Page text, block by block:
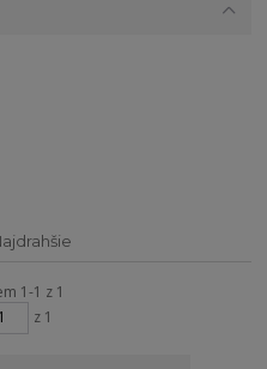
1-1 z 1
z 1